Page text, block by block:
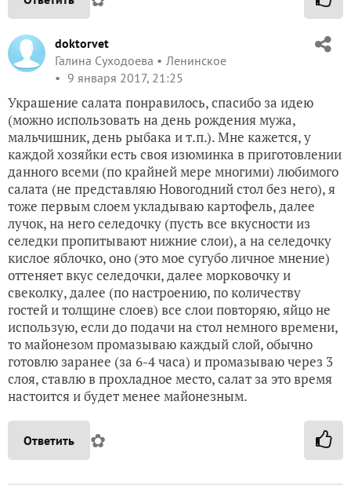
doktorvet
Галина Суходоева
Ленинское
9 января 2017, 21:25
Украшение салата понравилось, спасибо за идею
(можно использовать на день рождения мужа,
мальчишник, день рыбака и т.п.). Мне кажется, у
каждой хозяйки есть своя изюминка в приготовлении
данного всеми (по крайней мере многими) любимого
салата (не представляю Новогодний стол без него), я
тоже первым слоем укладываю картофель, далее
лучок, на него селедочку (пусть все вкусности из
селедки пропитывают нижние слои), а на селедочку
кислое яблочко, оно (это мое сугубо личное мнение)
оттеняет вкус селедочки, далее морковочку и
свеколку, далее (по настроению, по количеству
гостей и толщине слоев) все слои повторяю, яйцо не
использую, если до подачи на стол немного времени,
то майонезом промазываю каждый слой, обычно
готовлю заранее (за 6-4 часа) и промазываю через 3
слоя, ставлю в прохладное место, салат за это время
настоится и будет менее майонезным.
Ответить ✿